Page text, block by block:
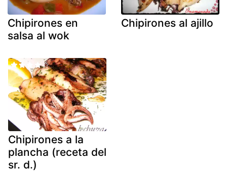
Chipirones en
salsa al wok
Chipirones al ajillo
Chipirones a la
plancha (receta del
sr. d.)